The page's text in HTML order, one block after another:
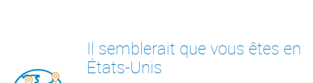
CENTRE DE RESSOURCES
INSIGHTS
Il semblerait que vous êtes en
États-Unis